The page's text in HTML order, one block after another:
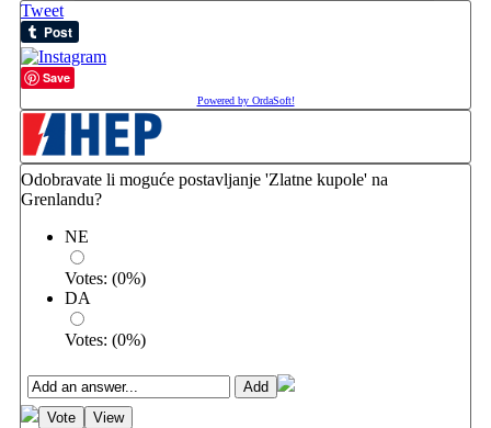
Tweet
Save
Powered by OrdaSoft!
Odobravate li moguće postavljanje 'Zlatne kupole' na
Grenlandu?
NE
Votes: (0%)
DA
Votes: (0%)